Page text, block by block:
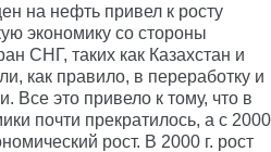
на нефть привел к росту
экономику со стороны
СНГ, таких как Казахстан и
как правило, в переработку и
Все это привело к тому, что в
почти прекратилось, а с 2000
рост. В 2000 г. рост